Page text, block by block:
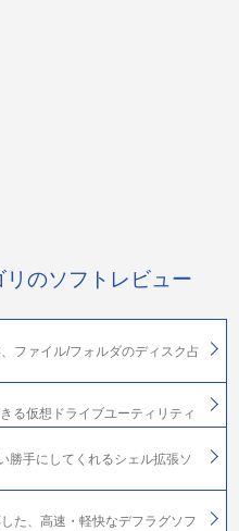
リのソフトレビュー
ファイル/フォルダのディスク占
る仮想ドライブユーティリティ
勝手にしてくれるシェル拡張ソ
た、高速・軽快なデフラグソフ